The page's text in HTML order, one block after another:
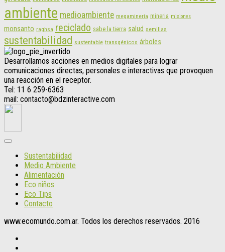
ambiente medioambiente megaminería mineria misiones
monsanto raghsa reciclado sabe la tierra salud semillas
sustentabilidad sustentable transgénicos árboles
Desarrollamos acciones en medios digitales para lograr
comunicaciones directas, personales e interactivas que provoquen
una reacción en el receptor.
Tel: 11 6 259-6363
mail: contacto@bdzinteractive.com
Sustentabilidad
Medio Ambiente
Alimentación
Eco niños
Eco Tips
Contacto
www.ecomundo.com.ar. Todos los derechos reservados. 2016